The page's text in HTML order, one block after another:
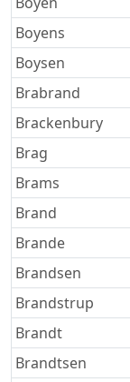
Boyens
Boysen
Brabrand
Brackenbury
Brag
Brams
Brand
Brande
Brandsen
Brandstrup
Brandt
Brandtsen